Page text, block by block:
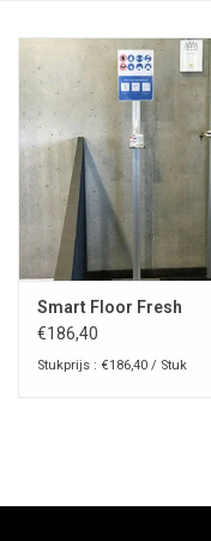
Smart Floor Fresh
€186,40
Stukprijs : €186,40 / Stuk